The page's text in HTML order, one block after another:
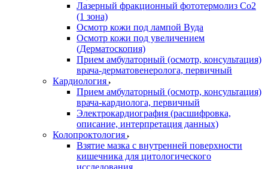
Лазерный фракционный фототермолиз Со2
(1 зона)
Осмотр кожи под лампой Вуда
Осмотр кожи под увеличением
(Дерматоскопия)
Прием амбулаторный (осмотр, консультация)
врача-дерматовенеролога, первичный
Кардиология
Прием амбулаторный (осмотр, консультация)
врача-кардиолога, первичный
Электрокардиография (расшифровка,
описание, интерпретация данных)
Колопроктология
Взятие мазка с внутренней поверхности
кишечника для цитологического
исследования